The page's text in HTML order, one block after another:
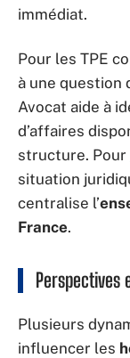
immédiat.
Pour les TPE
à une question
Avocat aide à
d’affaires
structure. Pour
situation
centralise l’
France.
Plusieurs
influencer les